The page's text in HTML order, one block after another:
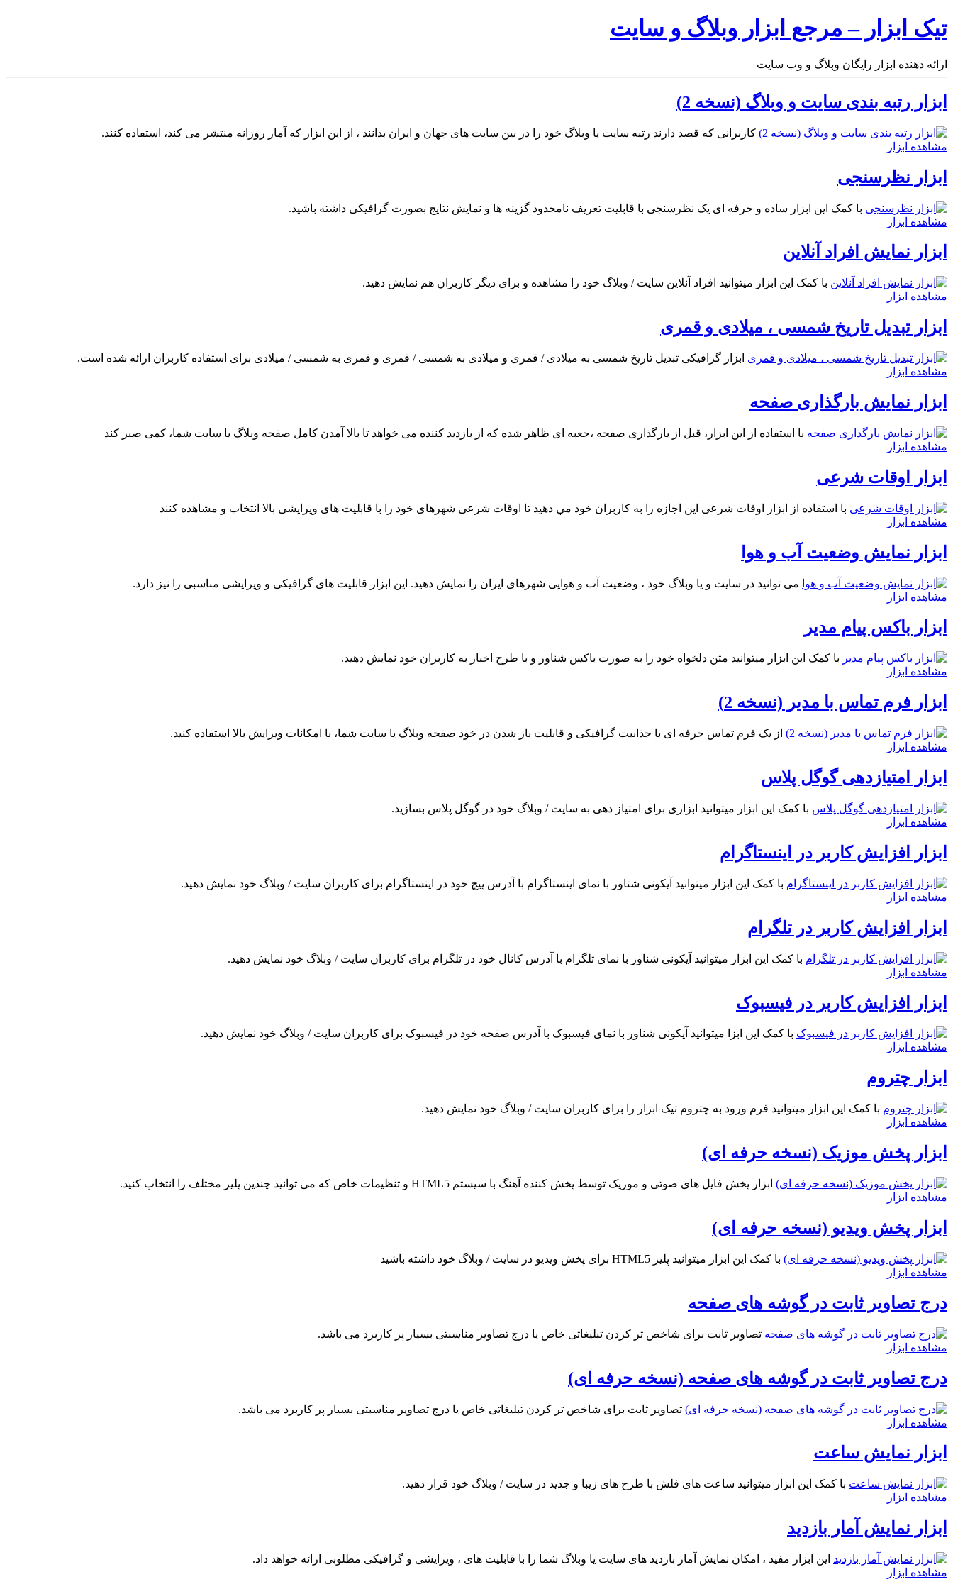
تیک ابزار – مرجع ابزار وبلاگ و سایت
ارائه دهنده ابزار رایگان وبلاگ و وب سایت
ابزار رتبه بندی سایت و وبلاگ (نسخه 2)
کاربرانی که قصد دارند رتبه سایت یا وبلاگ خود را در بین سایت های جهان و ایران بدانند ، از این ابزار که آمار روزانه منتشر می کند، استفاده کنند.
مشاهده ابزار
ابزار نظرسنجی
با کمک این ابزار ساده و حرفه ای یک نظرسنجی با قابلیت تعریف نامحدود گزینه ها و نمایش نتایج بصورت گرافیکی داشته باشید.
مشاهده ابزار
ابزار نمایش افراد آنلاین
با کمک این ابزار میتوانید افراد آنلاین سایت / وبلاگ خود را مشاهده و برای دیگر کاربران هم نمایش دهید.
مشاهده ابزار
ابزار تبدیل تاریخ شمسی ، میلادی و قمری
ابزار گرافیکی تبدیل تاریخ شمسی به میلادی / قمری و میلادی به شمسی / قمری و قمری به شمسی / میلادی برای استفاده کاربران ارائه شده است.
مشاهده ابزار
ابزار نمایش بارگذاری صفحه
با استفاده از اين ابزار، قبل از بارگذاری صفحه ،جعبه ای ظاهر شده که از بازدید کننده می خواهد تا بالا آمدن کامل صفحه وبلاگ یا سایت شما، کمی صبر کند
مشاهده ابزار
ابزار اوقات شرعی
با استفاده از ابزار اوقات شرعی اين اجازه را به کاربران خود مي دهيد تا اوقات شرعی شهرهای خود را با قابلیت های ویرایشی بالا انتخاب و مشاهده کنند
مشاهده ابزار
ابزار نمایش وضعیت آب و هوا
می توانید در سایت و یا وبلاگ خود ، وضعیت آب و هوایی شهرهای ایران را نمایش دهید. این ابزار قابلیت های گرافیکی و ویرایشی مناسبی را نیز دارد.
مشاهده ابزار
ابزار باکس پیام مدیر
با کمک این ابزار میتوانید متن دلخواه خود را به صورت باکس شناور و با طرح اخبار به کاربران خود نمایش دهید.
مشاهده ابزار
ابزار فرم تماس با مدیر (نسخه 2)
از یک فرم تماس حرفه ای با جذابیت گرافیکی و قابلیت باز شدن در خود صفحه وبلاگ یا سایت شما، با امکانات ویرایش بالا استفاده کنید.
مشاهده ابزار
ابزار امتیازدهی گوگل پلاس
با کمک این ابزار میتوانید ابزاری برای امتیاز دهی به سایت / وبلاگ خود در گوگل پلاس بسازید.
مشاهده ابزار
ابزار افزایش کاربر در اینستاگرام
با کمک این ابزار میتوانید آیکونی شناور با نمای اینستاگرام با آدرس پیچ خود در اینستاگرام برای کاربران سایت / وبلاگ خود نمایش دهید.
مشاهده ابزار
ابزار افزایش کاربر در تلگرام
با کمک این ابزار میتوانید آیکونی شناور با نمای تلگرام با آدرس کانال خود در تلگرام برای کاربران سایت / وبلاگ خود نمایش دهید.
مشاهده ابزار
ابزار افزایش کاربر در فیسبوک
با کمک این ابزا میتوانید آیکونی شناور با نمای فیسبوک با آدرس صفحه خود در فیسبوک برای کاربران سایت / وبلاگ خود نمایش دهید.
مشاهده ابزار
ابزار چتروم
با کمک این ابزار میتوانید فرم ورود به چتروم تیک ابزار را برای کاربران سایت / وبلاگ خود نمایش دهید.
مشاهده ابزار
ابزار پخش موزیک (نسخه حرفه ای)
ابزار پخش فایل های صوتی و موزیک توسط پخش کننده آهنگ با سیستم HTML5 و تنظیمات خاص که می توانید چندین پلیر مختلف را انتخاب کنید.
مشاهده ابزار
ابزار پخش ویدیو (نسخه حرفه ای)
با کمک این ابزار میتوانید پلیر HTML5 برای پخش ویدیو در سایت / وبلاگ خود داشته باشید
مشاهده ابزار
درج تصاویر ثابت در گوشه های صفحه
تصاویر ثابت برای شاخص تر کردن تبلیغاتی خاص یا درج تصاویر مناسبتی بسیار پر کاربرد می باشد.
مشاهده ابزار
درج تصاویر ثابت در گوشه های صفحه (نسخه حرفه ای)
تصاویر ثابت برای شاخص تر کردن تبلیغاتی خاص یا درج تصاویر مناسبتی بسیار پر کاربرد می باشد.
مشاهده ابزار
ابزار نمایش ساعت
با کمک این ابزار میتوانید ساعت های فلش با طرح های زیبا و جدید در سایت / وبلاگ خود قرار دهید.
مشاهده ابزار
ابزار نمایش آمار بازدید
این ابزار مفید ، امکان نمایش آمار بازدید های سایت یا وبلاگ شما را با قابلیت های ، ویرایشی و گرافیکی مطلوبی ارائه خواهد داد.
مشاهده ابزار